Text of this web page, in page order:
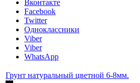
Вконтакте
Facebook
Twitter
Одноклассники
Viber
Viber
WhatsApp
Грунт натуральный цветной 6-8мм.